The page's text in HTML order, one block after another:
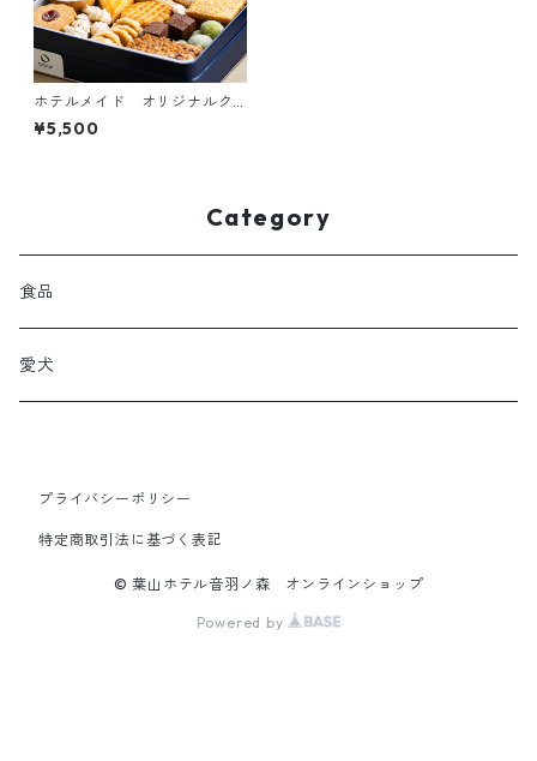
ホテルメイド オリジナルク
ッキー缶
¥5,500
Category
食品
愛犬
プライバシーポリシー
特定商取引法に基づく表記
© 葉山ホテル音羽ノ森 オンラインショップ
Powered by